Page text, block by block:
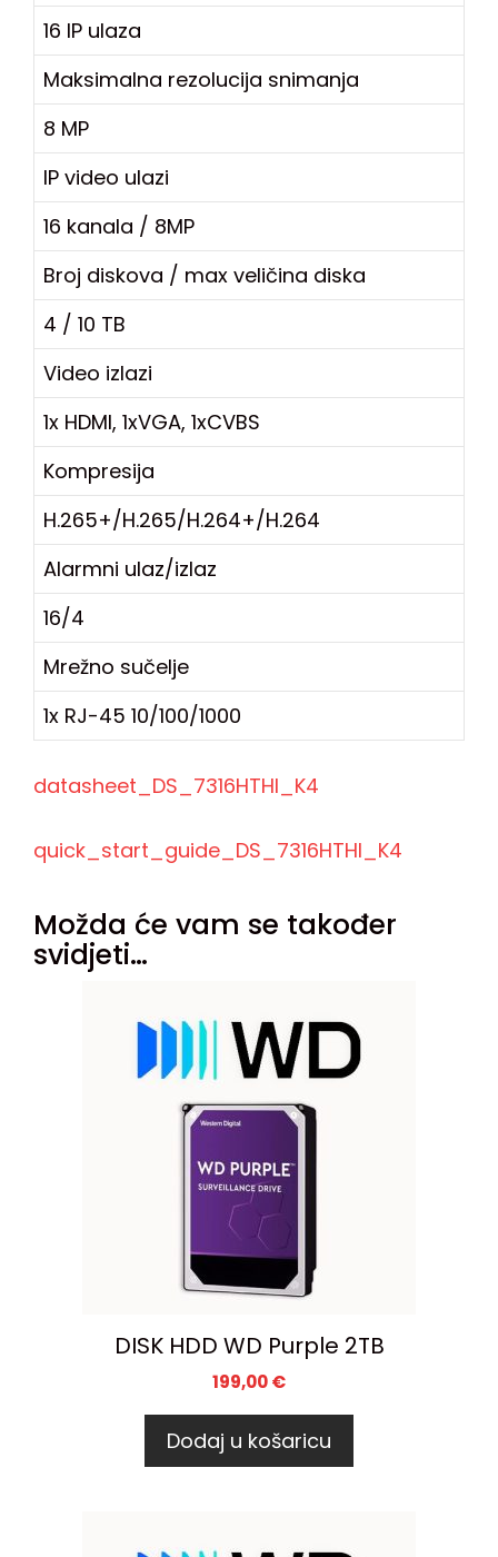
16 IP ulaza
Maksimalna rezolucija snimanja
8 MP
IP video ulazi
16 kanala / 8MP
Broj diskova / max veličina diska
4 / 10 TB
Video izlazi
1x HDMI, 1xVGA, 1xCVBS
Kompresija
H.265+/H.265/H.264+/H.264
Alarmni ulaz/izlaz
16/4
Mrežno sučelje
1x RJ-45 10/100/1000
datasheet_DS_7316HTHI_K4
quick_start_guide_DS_7316HTHI_K4
Možda će vam se također
svidjeti…
DISK HDD WD Purple 2TB
199,00€
Dodaj u košaricu